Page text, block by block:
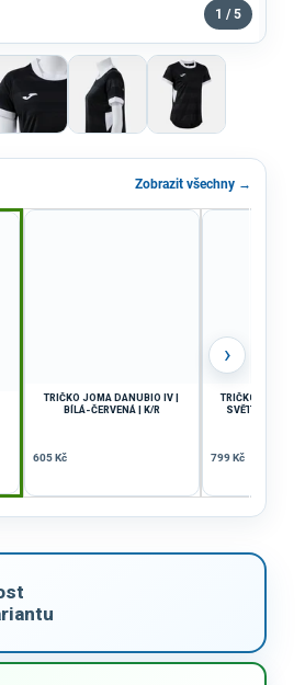
1 / 5
Zobrazit všechny →
TRIČKO JOMA DANUBIO IV |
BÍLÁ-ČERVENÁ | K/R
605 Kč
TRIČKO JOMA
SVĚTLE
799 Kč
›